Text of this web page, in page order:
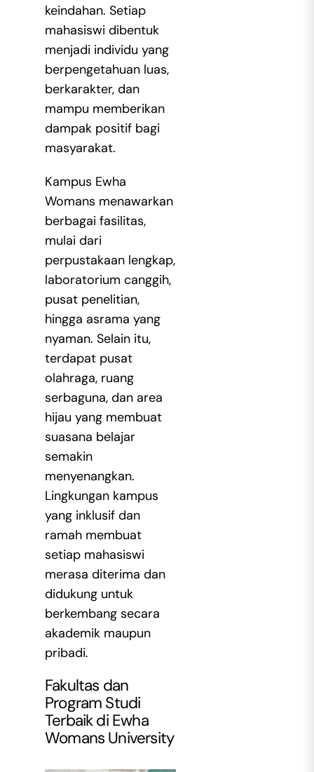
keindahan. Setiap
mahasiswi dibentuk
menjadi individu yang
berpengetahuan luas,
berkarakter, dan
mampu memberikan
dampak positif bagi
masyarakat.
Kampus Ewha
Womans menawarkan
berbagai fasilitas,
mulai dari
perpustakaan lengkap,
laboratorium canggih,
pusat penelitian,
hingga asrama yang
nyaman. Selain itu,
terdapat pusat
olahraga, ruang
serbaguna, dan area
hijau yang membuat
suasana belajar
semakin
menyenangkan.
Lingkungan kampus
yang inklusif dan
ramah membuat
setiap mahasiswi
merasa diterima dan
didukung untuk
berkembang secara
akademik maupun
pribadi.
Fakultas dan
Program Studi
Terbaik di Ewha
Womans University